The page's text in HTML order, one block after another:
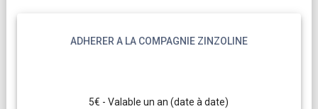
ADHERER A LA COMPAGNIE ZINZOLINE
5€ - Valable un an (date à date)